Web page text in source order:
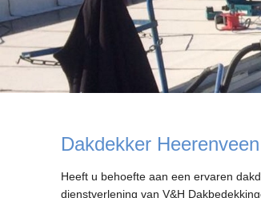
Dakdekker Heerenveen
Heeft u behoefte aan een ervaren
dienstverlening van V&H